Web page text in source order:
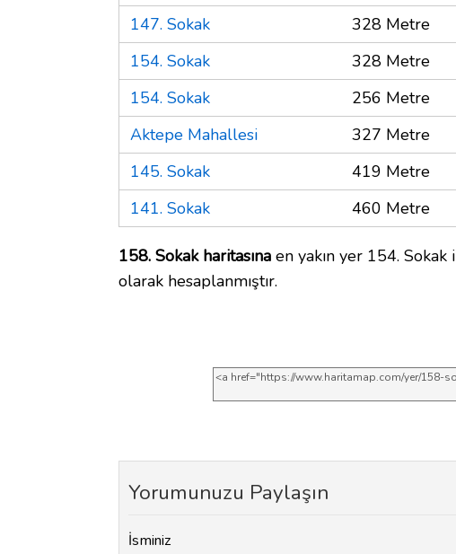
147. Sokak
328 Metre
154. Sokak
328 Metre
154. Sokak
256 Metre
Aktepe Mahallesi
327 Metre
145. Sokak
419 Metre
141. Sokak
460 Metre
158. Sokak haritasına en yakın yer 154.
olarak hesaplanmıştır.
Yorumunuzu Paylaşın
İsminiz